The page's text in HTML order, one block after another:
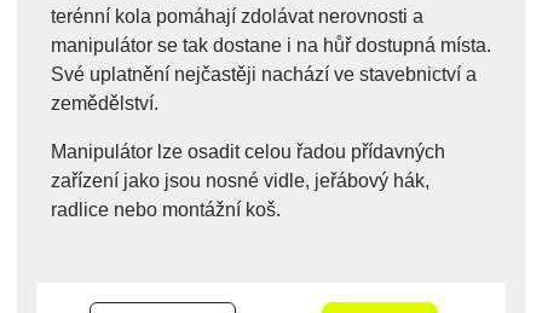
terénní kola pomáhají zdolávat nerovnosti a
manipulátor se tak dostane i na hůř dostupná místa.
Své uplatnění nejčastěji nachází ve stavebnictví a
zemědělství.
Manipulátor lze osadit celou řadou přídavných
zařízení jako jsou nosné vidle, jeřábový hák,
radlice nebo montážní koš.